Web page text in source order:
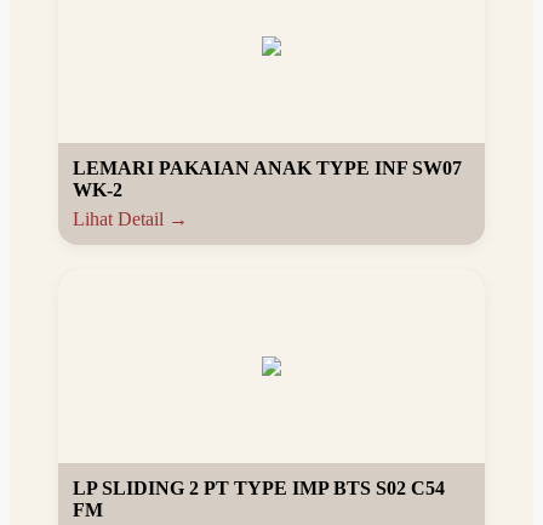
LEMARI PAKAIAN ANAK TYPE INF SW07
WK-2
Lihat Detail →
LP SLIDING 2 PT TYPE IMP BTS S02 C54
FM